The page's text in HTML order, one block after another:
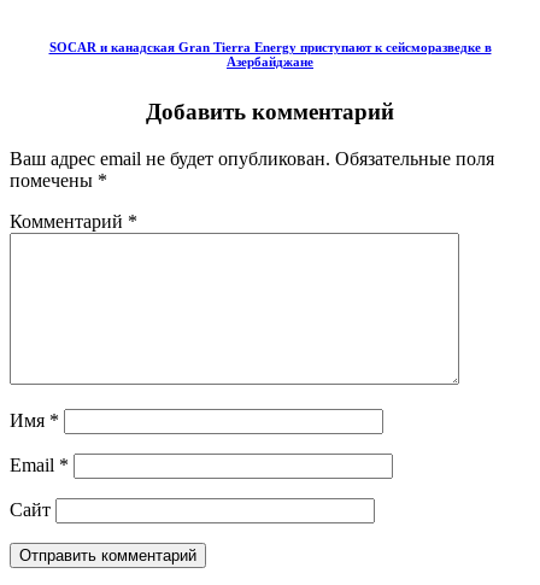
SOCAR и канадская Gran Tierra Energy приступают к сейсморазведке в
Азербайджане
Добавить комментарий
Ваш адрес email не будет опубликован. Обязательные поля
помечены *
Комментарий *
Имя *
Email *
Сайт